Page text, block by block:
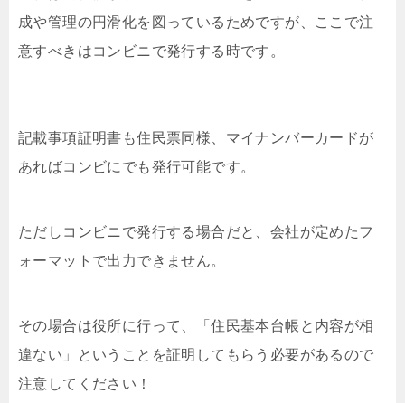
成や管理の円滑化を図っているためですが、ここで注
意すべきはコンビニで発行する時です。
記載事項証明書も住民票同様、マイナンバーカードが
あればコンビにでも発行可能です。
ただしコンビニで発行する場合だと、会社が定めたフ
ォーマットで出力できません。
その場合は役所に行って、「住民基本台帳と内容が相
違ない」ということを証明してもらう必要があるので
注意してください！